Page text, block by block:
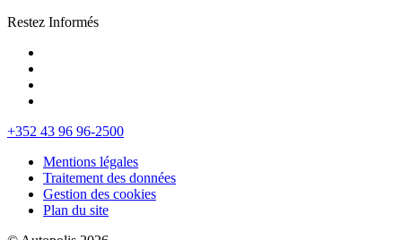
Restez Informés
+352 43 96 96-2500
Mentions légales
Traitement des données
Gestion des cookies
Plan du site